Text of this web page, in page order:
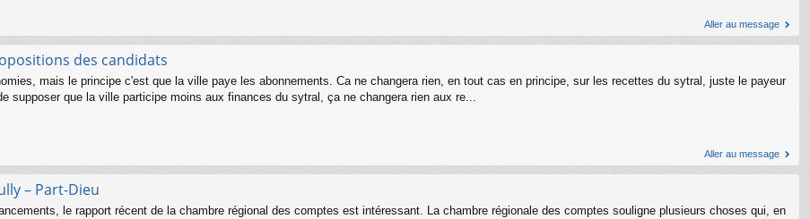
Aller au message
des candidats
mais le principe c'est que la ville paye les abonnements. Ca ne changera rien, en tout cas en principe, sur les recettes du sytral, juste le payeur
supposer que la ville participe moins aux finances du sytral, ça ne changera rien aux re...
Aller au message
– Part-Dieu
le rapport récent de la chambre régional des comptes est intéressant. La chambre régionale des comptes souligne plusieurs choses qui, en